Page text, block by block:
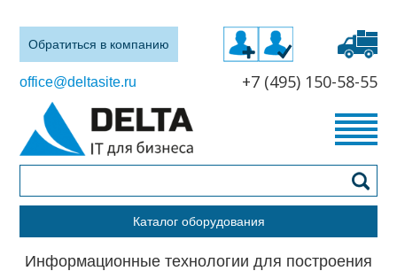
Обратиться в компанию
office@deltasite.ru +7 (495) 150-58-55
Каталог оборудования
Информационные технологии для построения